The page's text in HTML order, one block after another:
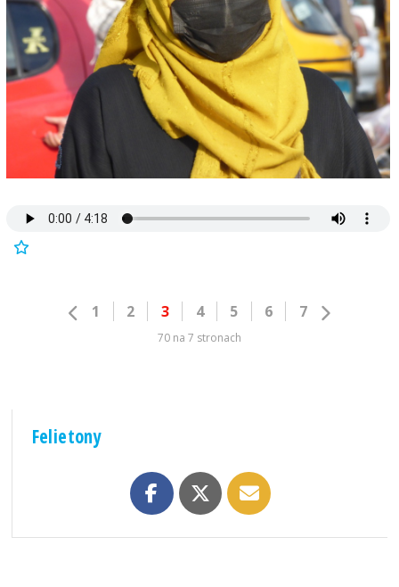
1 2 3 4 5 6 7
70 na 7 stronach
Felietony